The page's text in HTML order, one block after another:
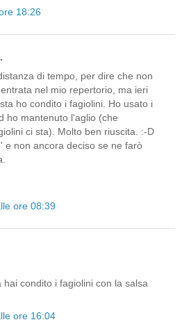
18:26
di tempo, per dire che non
nel mio repertorio, ma ieri
ho condito i fagiolini. Ho usato i
ho mantenuto l'aglio (che
ci sta). Molto ben riuscita. :-D
e non ancora deciso se ne farò
ore 08:39
hai condito i fagiolini con la salsa
ore 16:04